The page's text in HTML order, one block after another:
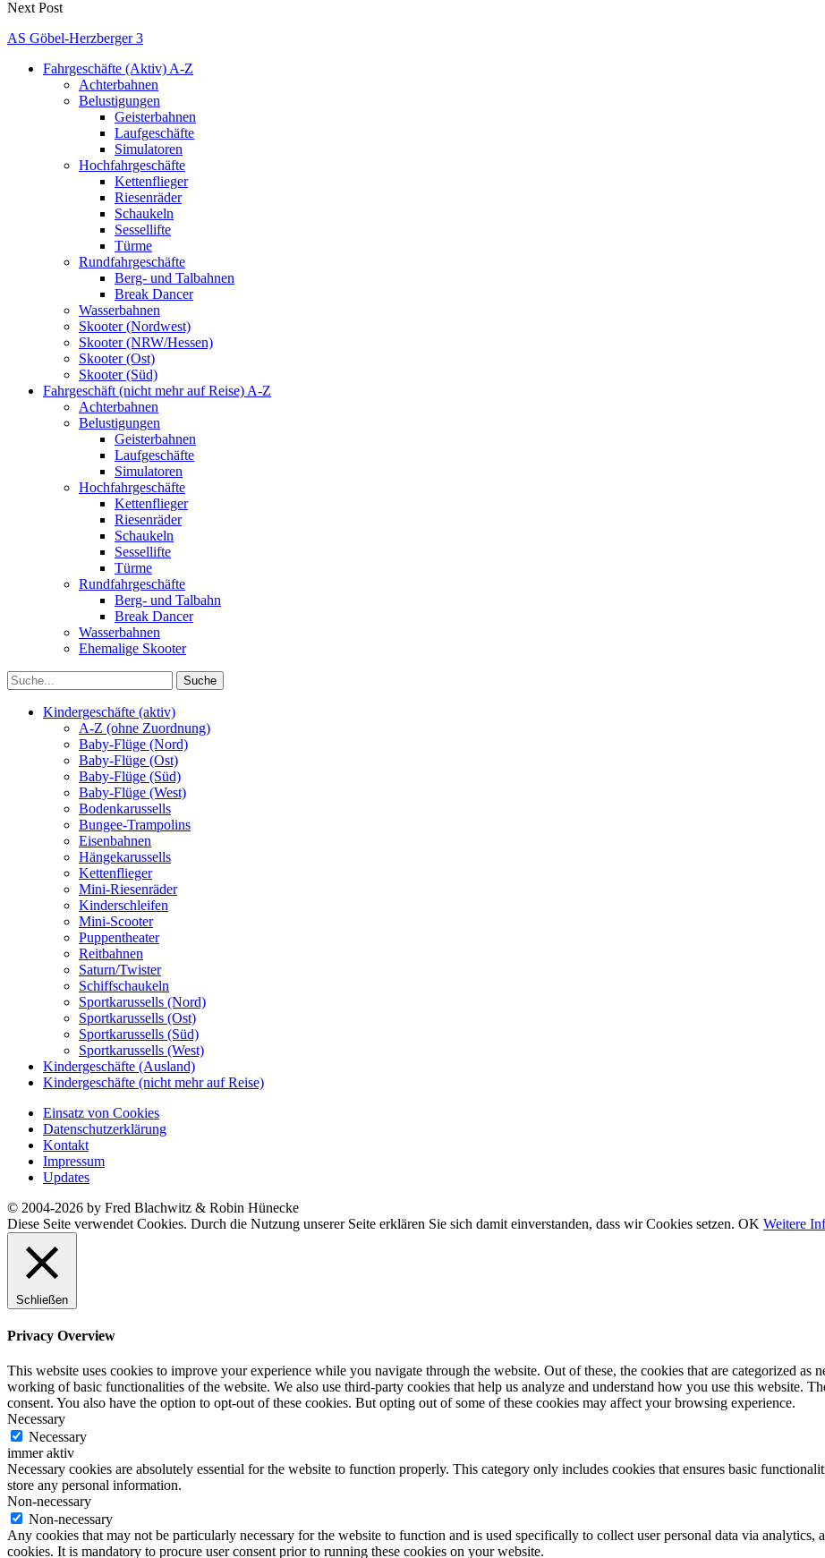
Next Post
AS Göbel-Herzberger 3
Fahrgeschäfte (Aktiv) A-Z
Achterbahnen
Belustigungen
Geisterbahnen
Laufgeschäfte
Simulatoren
Hochfahrgeschäfte
Kettenflieger
Riesenräder
Schaukeln
Sessellifte
Türme
Rundfahrgeschäfte
Berg- und Talbahnen
Break Dancer
Wasserbahnen
Skooter (Nordwest)
Skooter (NRW/Hessen)
Skooter (Ost)
Skooter (Süd)
Fahrgeschäft (nicht mehr auf Reise) A-Z
Achterbahnen
Belustigungen
Geisterbahnen
Laufgeschäfte
Simulatoren
Hochfahrgeschäfte
Kettenflieger
Riesenräder
Schaukeln
Sessellifte
Türme
Rundfahrgeschäfte
Berg- und Talbahn
Break Dancer
Wasserbahnen
Ehemalige Skooter
Kindergeschäfte (aktiv)
A-Z (ohne Zuordnung)
Baby-Flüge (Nord)
Baby-Flüge (Ost)
Baby-Flüge (Süd)
Baby-Flüge (West)
Bodenkarussells
Bungee-Trampolins
Eisenbahnen
Hängekarussells
Kettenflieger
Mini-Riesenräder
Kinderschleifen
Mini-Scooter
Puppentheater
Reitbahnen
Saturn/Twister
Schiffschaukeln
Sportkarussells (Nord)
Sportkarussells (Ost)
Sportkarussells (Süd)
Sportkarussells (West)
Kindergeschäfte (Ausland)
Kindergeschäfte (nicht mehr auf Reise)
Einsatz von Cookies
Datenschutzerklärung
Kontakt
Impressum
Updates
© 2004-2026 by Fred Blachwitz & Robin Hünecke
Diese Seite verwendet Cookies. Durch die Nutzung unserer Seite erklären Sie sich damit einverstanden, dass wir Cookies setzen. OK Weitere
Schließen
Privacy Overview
This website uses cookies to improve your experience while you navigate through the website. Out of these, the cookies that are categorized as
working of basic functionalities of the website. We also use third-party cookies that help us analyze and understand how you use this website.
consent. You also have the option to opt-out of these cookies. But opting out of some of these cookies may affect your browsing experience.
Necessary
Necessary
immer aktiv
Necessary cookies are absolutely essential for the website to function properly. This category only includes cookies that ensures basic
store any personal information.
Non-necessary
Non-necessary
Any cookies that may not be particularly necessary for the website to function and is used specifically to collect user personal data via analytics,
cookies. It is mandatory to procure user consent prior to running these cookies on your website.